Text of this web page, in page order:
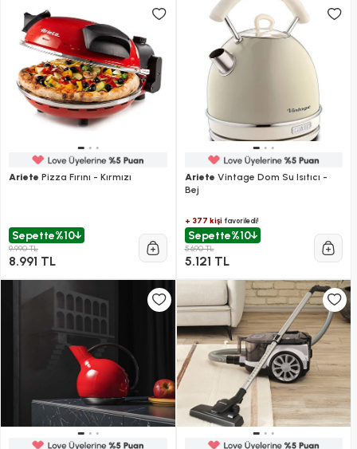
Ariete Pizza Fırını - Kırmızı
Sepette%10
9.990 TL
8.991 TL
Ariete Vintage Dom Su Isıtıcı -
Bej
+ 377 kişifavoriledi!
Sepette%10
5.690 TL
5.121 TL